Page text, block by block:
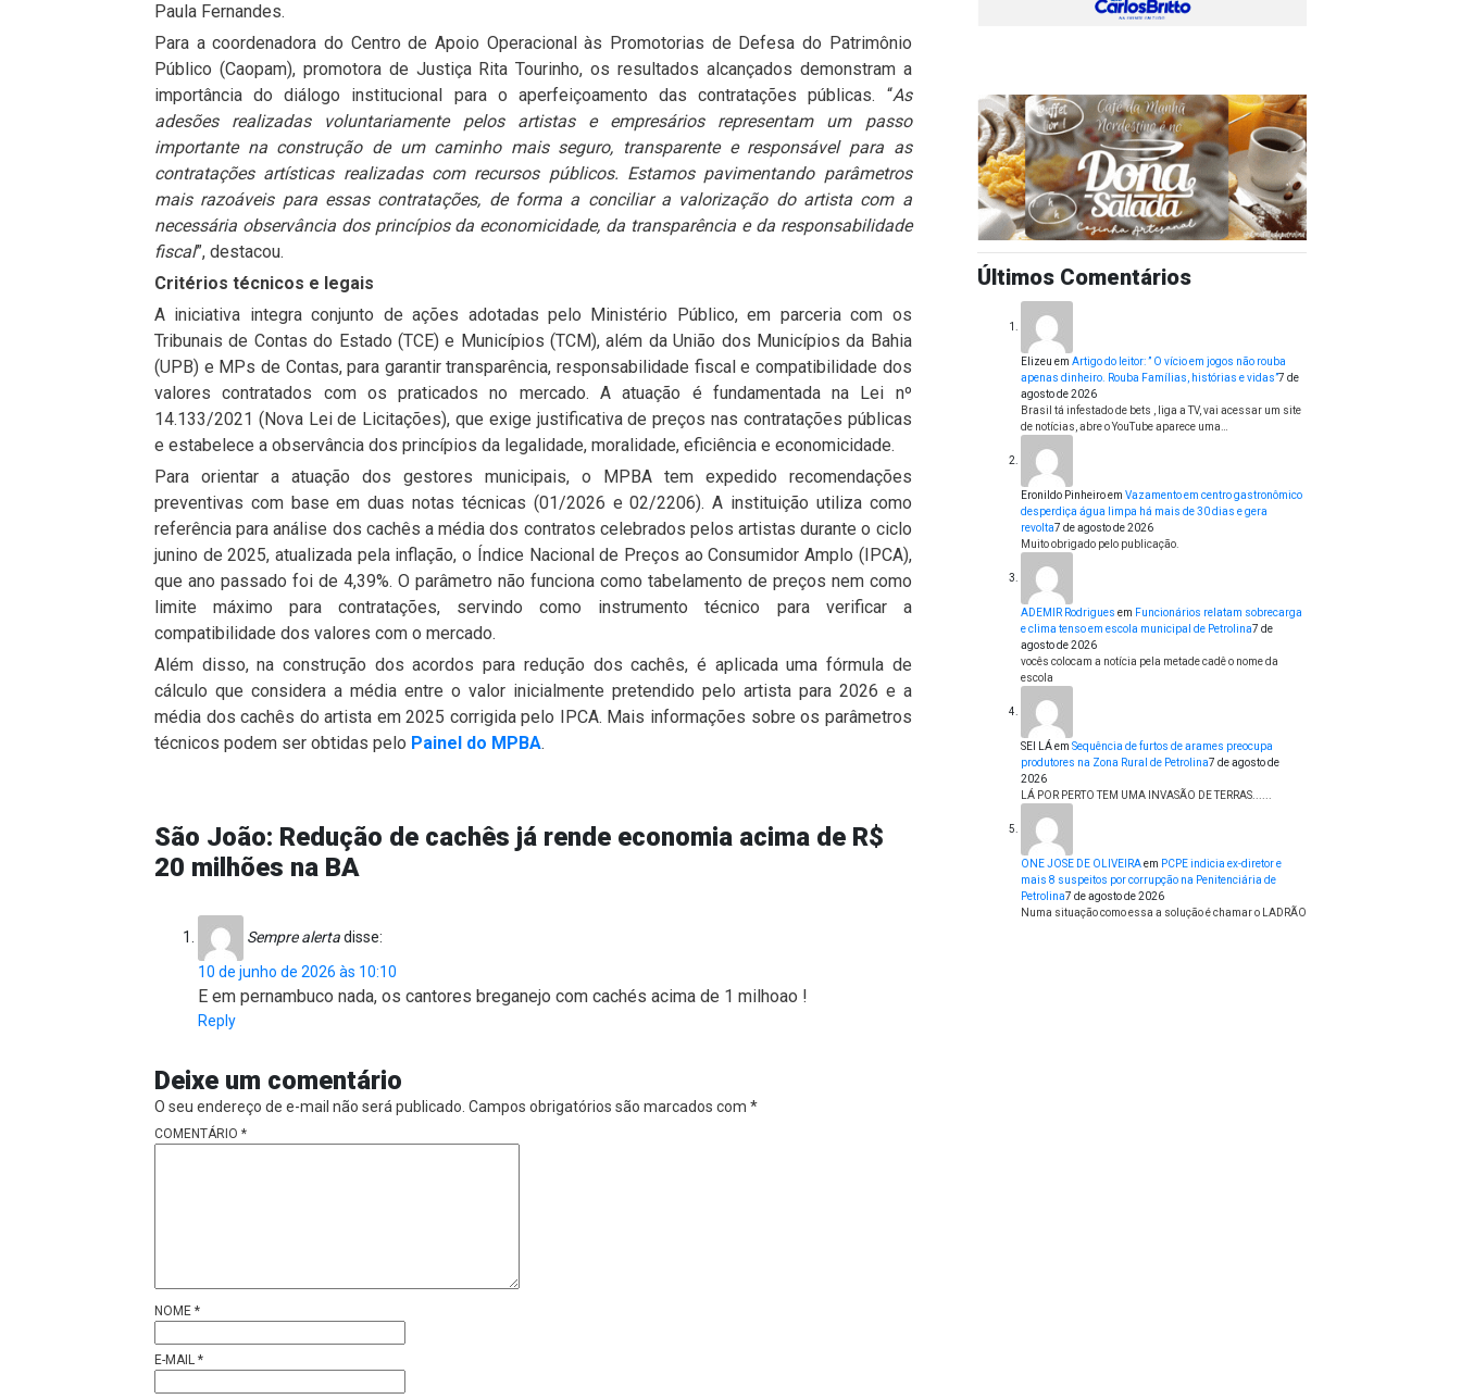
Paula Fernandes.
Para a coordenadora do Centro de Apoio Operacional às Promotorias de Defesa do Patrimônio
Público (Caopam), promotora de Justiça Rita Tourinho, os resultados alcançados demonstram a
importância do diálogo institucional para o aperfeiçoamento das contratações públicas. “As
adesões realizadas voluntariamente pelos artistas e empresários representam um passo
importante na construção de um caminho mais seguro, transparente e responsável para as
contratações artísticas realizadas com recursos públicos. Estamos pavimentando parâmetros
mais razoáveis para essas contratações, de forma a conciliar a valorização do artista com a
necessária observância dos princípios da economicidade, da transparência e da responsabilidade
fiscal”, destacou.
Critérios técnicos e legais
A iniciativa integra conjunto de ações adotadas pelo Ministério Público, em parceria com os
Tribunais de Contas do Estado (TCE) e Municípios (TCM), além da União dos Municípios da Bahia
(UPB) e MPs de Contas, para garantir transparência, responsabilidade fiscal e compatibilidade dos
valores contratados com os praticados no mercado. A atuação é fundamentada na Lei nº
14.133/2021 (Nova Lei de Licitações), que exige justificativa de preços nas contratações públicas
e estabelece a observância dos princípios da legalidade, moralidade, eficiência e economicidade.
Para orientar a atuação dos gestores municipais, o MPBA tem expedido recomendações
preventivas com base em duas notas técnicas (01/2026 e 02/2206). A instituição utiliza como
referência para análise dos cachês a média dos contratos celebrados pelos artistas durante o ciclo
junino de 2025, atualizada pela inflação, o Índice Nacional de Preços ao Consumidor Amplo (IPCA),
que ano passado foi de 4,39%. O parâmetro não funciona como tabelamento de preços nem como
limite máximo para contratações, servindo como instrumento técnico para verificar a
compatibilidade dos valores com o mercado.
Além disso, na construção dos acordos para redução dos cachês, é aplicada uma fórmula de
cálculo que considera a média entre o valor inicialmente pretendido pelo artista para 2026 e a
média dos cachês do artista em 2025 corrigida pelo IPCA. Mais informações sobre os parâmetros
técnicos podem ser obtidas pelo Painel do MPBA.
São João: Redução de cachês já rende economia acima de R$
20 milhões na BA
Sempre alertadisse:
10 de junho de 2026 às 10:10
E em pernambuco nada, os cantores breganejo com cachés acima de 1 milhoao !
Reply
Deixe um comentário
O seu endereço de e-mail não será publicado. Campos obrigatórios são marcados com *
COMENTÁRIO *
NOME *
E-MAIL *
Últimos Comentários
Elizeu em Artigo do leitor: ” O vício em jogos não rouba
apenas dinheiro. Rouba Famílias, histórias e vidas”7 de
agosto de 2026
Brasil tá infestado de bets , liga a TV, vai acessar um site
de notícias, abre o YouTube aparece uma…
Eronildo Pinheiroem Vazamento em centro gastronômico
desperdiça água limpa há mais de 30 dias e gera
revolta7 de agosto de 2026
Muito obrigado pelo publicação.
ADEMIR Rodrigues em Funcionários relatam sobrecarga
e clima tenso em escola municipal de Petrolina7 de
agosto de 2026
vocês colocam a notícia pela metade cadê o nome da
escola
SEI LÁem Sequência de furtos de arames preocupa
produtores na Zona Rural de Petrolina7 de agosto de
2026
LÁ POR PERTO TEM UMA INVASÃO DE TERRAS......
ONE JOSE DE OLIVEIRAem PCPE indicia ex-diretor e
mais 8 suspeitos por corrupção na Penitenciária de
Petrolina7 de agosto de 2026
Numa situação como essa a solução é chamar o LADRÃO